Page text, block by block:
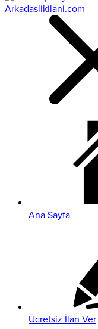
Ana Sayfa
Ücretsiz İlan Ver